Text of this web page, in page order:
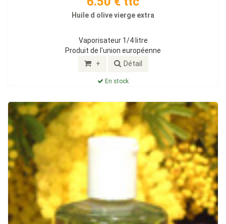
Huile d olive vierge extra
Vaporisateur 1/4 litre
Produit de l'union européenne
+ Détail
En stock